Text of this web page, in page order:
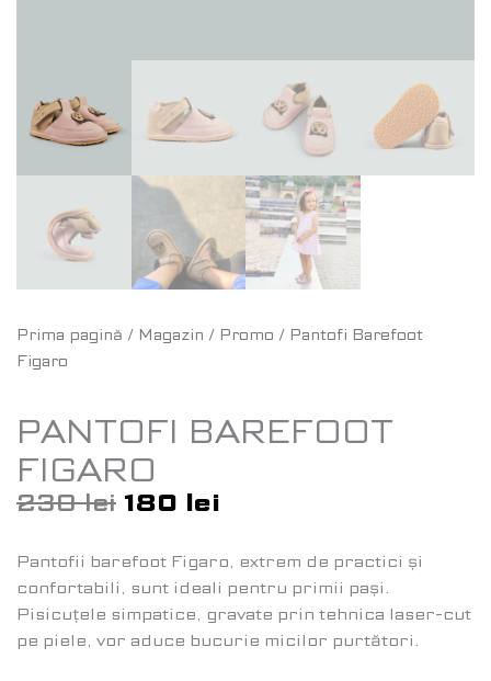
Prima pagină / Magazin / Promo / Pantofi Barefoot
Figaro
PANTOFI BAREFOOT
FIGARO
230lei 180 lei
Pantofii barefoot Figaro, extrem de practici și
confortabili, sunt ideali pentru primii pași.
Pisicuțele simpatice, gravate prin tehnica laser-cut
pe piele, vor aduce bucurie micilor purtători.